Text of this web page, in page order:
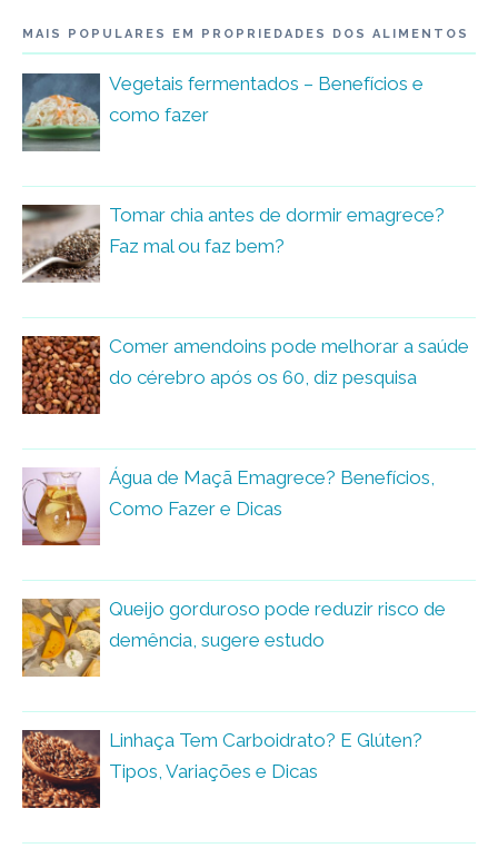
MAIS POPULARES EM PROPRIEDADES DOS ALIMENTOS
Vegetais fermentados – Benefícios e
como fazer
Tomar chia antes de dormir emagrece?
Faz mal ou faz bem?
Comer amendoins pode melhorar a saúde
do cérebro após os 60, diz pesquisa
Água de Maçã Emagrece? Benefícios,
Como Fazer e Dicas
Queijo gorduroso pode reduzir risco de
demência, sugere estudo
Linhaça Tem Carboidrato? E Glúten?
Tipos, Variações e Dicas